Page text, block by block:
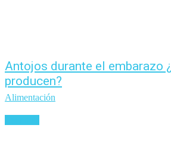
Antojos durante el embarazo
producen?
Alimentación